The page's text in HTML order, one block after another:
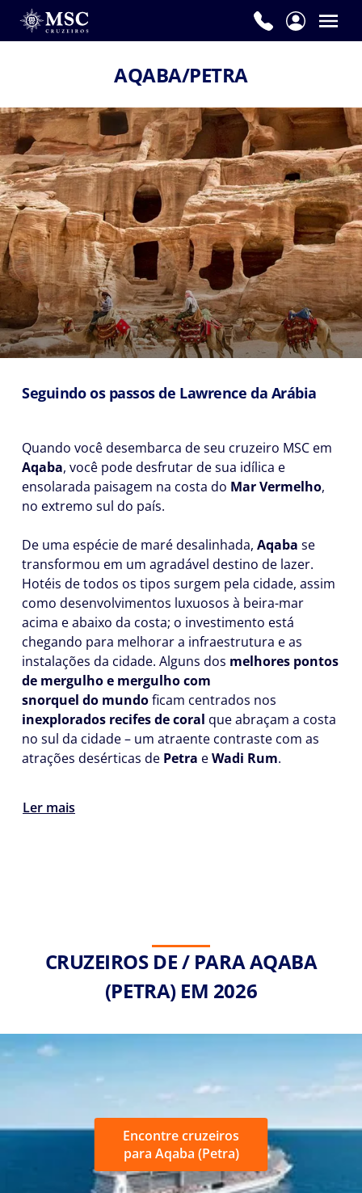
AQABA/PETRA
Seguindo os passos de Lawrence da Arábia
Quando você desembarca de seu cruzeiro MSC em
Aqaba, você pode desfrutar de sua idílica e
ensolarada paisagem na costa do Mar Vermelho,
no extremo sul do país.
De uma espécie de maré desalinhada, Aqaba se
transformou em um agradável destino de lazer.
Hotéis de todos os tipos surgem pela cidade, assim
como desenvolvimentos luxuosos à beira-mar
acima e abaixo da costa; o investimento está
chegando para melhorar a infraestrutura e as
instalações da cidade. Alguns dos melhores pontos
de mergulho e mergulho com
snorquel do mundoficam centrados nos
inexplorados recifes de coral que abraçam a costa
no sul da cidade – um atraente contraste com as
atrações desérticas de Petra eWadi Rum.
Ler mais
CRUZEIROS DE / PARA AQABA
(PETRA) EM 2026
Encontre cruzeiros
para Aqaba (Petra)